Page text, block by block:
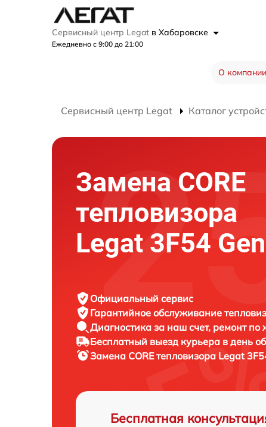
Сервисный центр Legat в Хабаровске
Ежедневно с 9:00 до 21:00
О компании
Сервисный центр Legat Каталог
Замена CORE
тепловизора
Legat 3F54
Официальный сервис
Гарантийное обслуживание
Диагностика за наш счет, ремонт по
Бесплатный выезд курьера в день
Замена CORE тепловизора Legat
Бесплатная